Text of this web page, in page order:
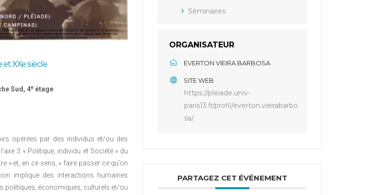
XXe siècle
Sud, 4e étage
opérées par des individus et/ou des
3 « Politique, individu et Société » du
» et, en ce sens, « faire passer ce qu’on
implique des interactions humaines
politiques, économiques, culturels et/ou
Séminaires
ORGANISATEUR
EVERTON VIEIRA BARBOSA
SITE WEB
https://pleiade.univ-
paris13.fr/profil/everton.vieirabarbo
sa/
PARTAGEZ CET ÉVÉNEMENT